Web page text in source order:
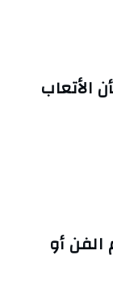
الأتعاب
الفن أو